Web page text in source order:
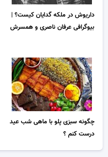
داریوش در ملکه گدایان کیست؟ |
بیوگرافی عرفان ناصری و همسرش
چگونه سبزی پلو با ماهی شب عید
درست کنم ؟